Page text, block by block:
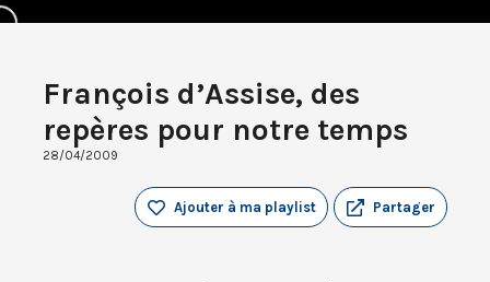
François d’Assise, des
repères pour notre temps
28/04/2009
Partager
Ajouter à ma playlist